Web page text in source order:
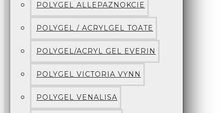
POLYGEL ALLEPAZNOKCIE
POLYGEL / ACRYLGEL TOATE
POLYGEL/ACRYL GEL EVERIN
POLYGEL VICTORIA VYNN
POLYGEL VENALISA